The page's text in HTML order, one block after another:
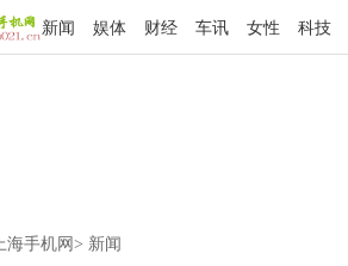
新闻 娱体 财经 车讯 女性 科技
海手机网 > 新闻